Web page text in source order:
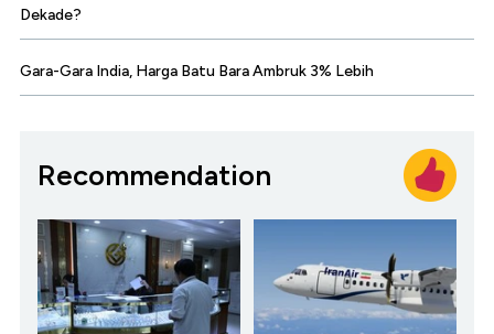
Dekade?
Gara-Gara India, Harga Batu Bara Ambruk 3% Lebih
Recommendation